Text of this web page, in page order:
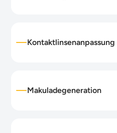
Kontaktlinsenanpassung
Makuladegeneration